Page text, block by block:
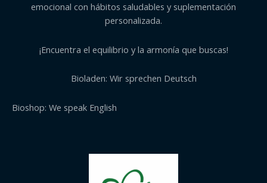
emocional con hábitos saludables y suplementación
personalizada.
¡Encuentra el equilibrio y la armonía que buscas!
Bioladen: Wir sprechen Deutsch
Bioshop: We speak English